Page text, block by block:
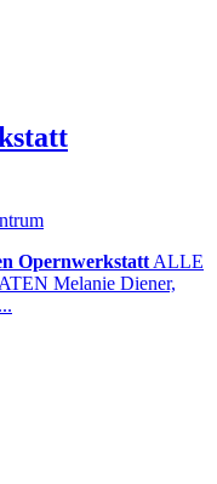
OpernwerkstattALLE
Melanie Diener,